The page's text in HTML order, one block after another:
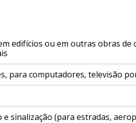
edifícios ou em outras obras
para computadores, televisão
e sinalização (para estradas,